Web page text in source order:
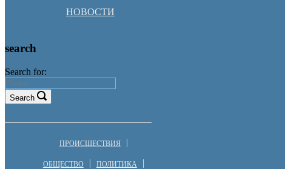
НОВОСТИ
search
Search for:
Search
ПРОИСШЕСТВИЯ
ОБЩЕСТВО ПОЛИТИКА